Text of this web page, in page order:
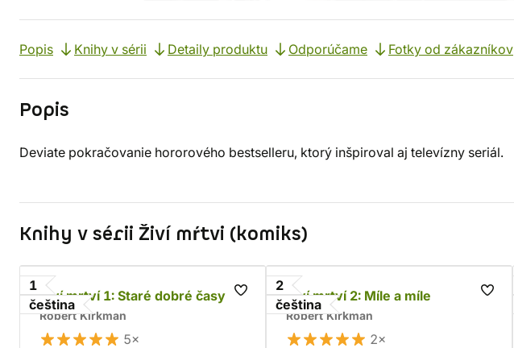
Popis Knihy v sérii Detaily produktu Odporúčame Fotky od zákazníkov
Popis
Deviate pokračovanie hororového bestselleru, ktorý inšpiroval aj televízny seriál.
Knihy v sérii Živí mŕtvi (komiks)
1
čeština
Živí mrtví 1: Staré dobré časy
Robert Kirkman
5×
2
čeština
Živí mrtví 2: Míle a míle
Robert Kirkman
2×